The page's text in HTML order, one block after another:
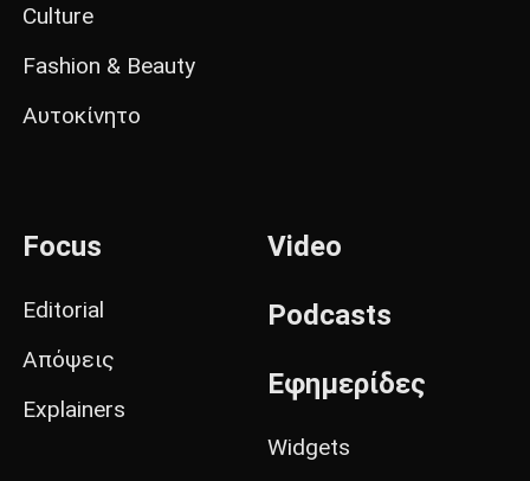
Culture
Fashion & Beauty
Αυτοκίνητο
Focus
Editorial
Απόψεις
Explainers
Video
Podcasts
Εφημερίδες
Widgets